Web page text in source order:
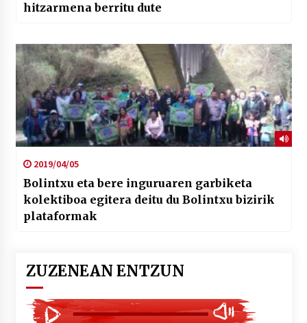
hitzarmena berritu dute
2019/04/05
Bolintxu eta bere inguruaren garbiketa
kolektiboa egitera deitu du Bolintxu bizirik
plataformak
ZUZENEAN ENTZUN